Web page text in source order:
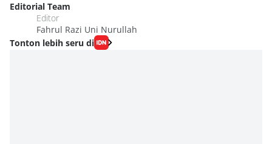
Editorial Team
Editor
Fahrul Razi Uni Nurullah
Tonton lebih seru di